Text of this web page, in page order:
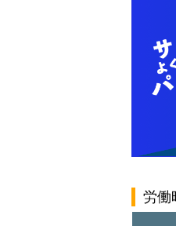
労働